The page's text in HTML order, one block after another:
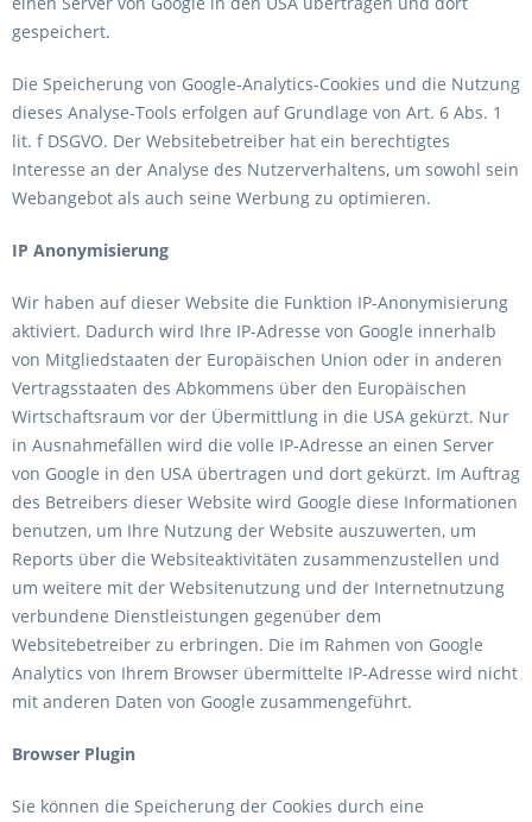
gespeichert.
Die Speicherung von Google-Analytics-Cookies und die Nutzung
dieses Analyse-Tools erfolgen auf Grundlage von Art. 6 Abs. 1
lit. f DSGVO. Der Websitebetreiber hat ein berechtigtes
Interesse an der Analyse des Nutzerverhaltens, um sowohl sein
Webangebot als auch seine Werbung zu optimieren.
IP Anonymisierung
Wir haben auf dieser Website die Funktion IP-Anonymisierung
aktiviert. Dadurch wird Ihre IP-Adresse von Google innerhalb
von Mitgliedstaaten der Europäischen Union oder in anderen
Vertragsstaaten des Abkommens über den Europäischen
Wirtschaftsraum vor der Übermittlung in die USA gekürzt. Nur
in Ausnahmefällen wird die volle IP-Adresse an einen Server
von Google in den USA übertragen und dort gekürzt. Im Auftrag
des Betreibers dieser Website wird Google diese Informationen
benutzen, um Ihre Nutzung der Website auszuwerten, um
Reports über die Websiteaktivitäten zusammenzustellen und
um weitere mit der Websitenutzung und der Internetnutzung
verbundene Dienstleistungen gegenüber dem
Websitebetreiber zu erbringen. Die im Rahmen von Google
Analytics von Ihrem Browser übermittelte IP-Adresse wird nicht
mit anderen Daten von Google zusammengeführt.
Browser Plugin
Sie können die Speicherung der Cookies durch eine